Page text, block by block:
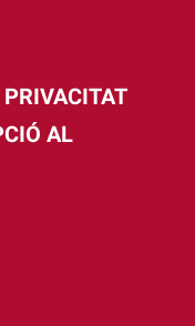
AL